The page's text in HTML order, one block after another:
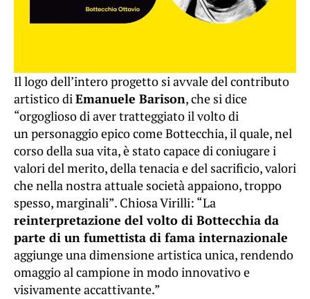
Il logo dell’intero progetto si avvale del contributo
artistico diEmanuele Barison, che si dice
“orgoglioso di aver tratteggiato il volto di
un personaggio epico come Bottecchia, il quale, nel
corso della sua vita, è stato capace di coniugare i
valori del merito, della tenacia e del sacrificio, valori
che nella nostra attuale società appaiono, troppo
spesso, marginali”. Chiosa Virilli: “La
reinterpretazione del volto di Bottecchia da
parte di un fumettista di fama internazionale
aggiunge una dimensione artistica unica, rendendo
omaggio al campione in modo innovativo e
visivamente accattivante.”